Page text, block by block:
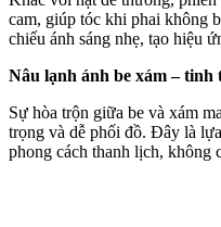
cam, giúp tóc khi phai không
chiếu ánh sáng nhẹ, tạo hiệu
Nâu lạnh ánh be xám – tinh
Sự hòa trộn giữa be và xám
trọng và dễ phối đồ. Đây là
phong cách thanh lịch, không